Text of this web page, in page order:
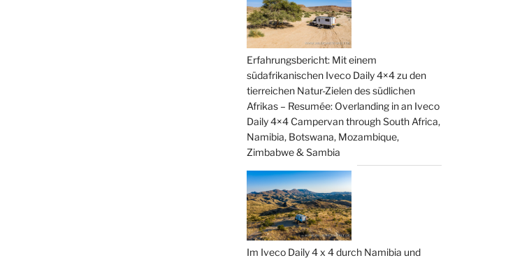
Erfahrungsbericht: Mit einem
südafrikanischen Iveco Daily 4×4 zu den
tierreichen Natur-Zielen des südlichen
Afrikas – Resumée: Overlanding in an Iveco
Daily 4×4 Campervan through South Africa,
Namibia, Botswana, Mozambique,
Zimbabwe & Sambia
Im Iveco Daily 4 x 4 durch Namibia und